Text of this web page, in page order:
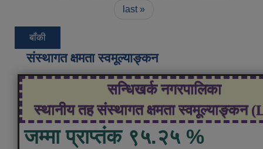
last »
बाँकी
संस्थागत क्षमता स्वमूल्याङ्कन
सन्धिखर्क नगरपालिका
स्थानीय तह संस्थागत क्षमता स्वमूल्याङ्कन
जम्मा प्राप्तंक ९५.२५ %